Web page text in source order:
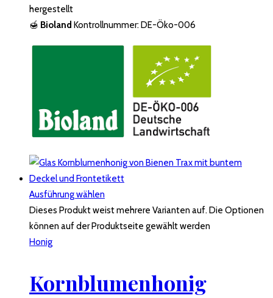
hergestellt
🍯 Bioland Kontrollnummer: DE-Öko-006
Ausführung wählen
Dieses Produkt weist mehrere Varianten auf. Die Optionen
können auf der Produktseite gewählt werden
Honig
Kornblumenhonig